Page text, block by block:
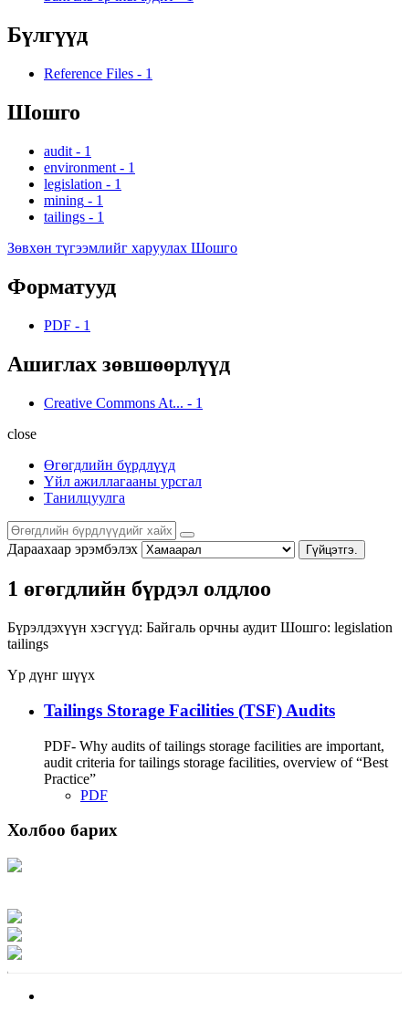
Бүлгүүд
Reference Files - 1
Шошго
audit - 1
environment - 1
legislation - 1
mining - 1
tailings - 1
Зөвхөн түгээмлийг харуулах Шошго
Форматууд
PDF - 1
Ашиглах зөвшөөрлүүд
Creative Commons At... - 1
close
Өгөгдлийн бүрдлүүд
Үйл ажиллагааны урсгал
Танилцуулга
Дараахаар эрэмбэлэх Гүйцэтгэ.
1 өгөгдлийн бүрдэл олдлоо
Бүрэлдэхүүн хэсгүүд: Байгаль орчны аудит Шошго: legislation
tailings
Үр дүнг шүүх
Tailings Storage Facilities (TSF) Audits
PDF- Why audits of tailings storage facilities are important,
audit criteria for tailings storage facilities, overview of “Best
Practice”
PDF
Холбоо барих